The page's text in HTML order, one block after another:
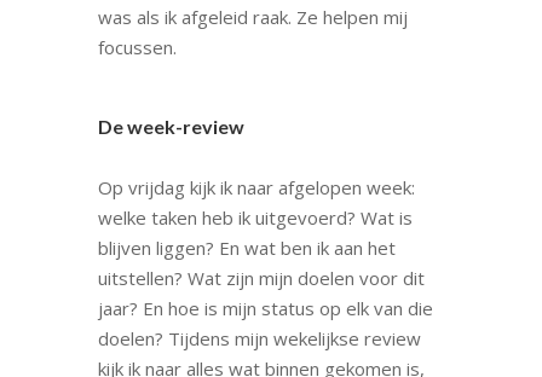
was als ik afgeleid raak. Ze helpen mij
focussen.
De week-review
Op vrijdag kijk ik naar afgelopen week:
welke taken heb ik uitgevoerd? Wat is
blijven liggen? En wat ben ik aan het
uitstellen? Wat zijn mijn doelen voor dit
jaar? En hoe is mijn status op elk van die
doelen? Tijdens mijn wekelijkse review
kijk ik naar alles wat binnen gekomen is,